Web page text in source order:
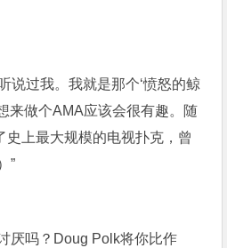
说过我。我就是那个‘愤怒的鲸
来做个AMA应该会很有趣。随
史上最大规模的电视扑克，曾
”
厌吗？Doug Polk将你比作